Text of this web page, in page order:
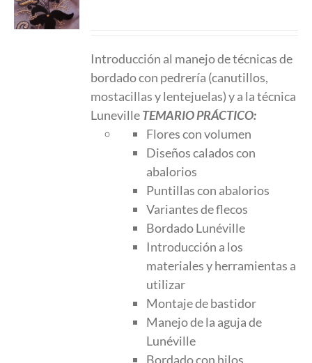
Introducción al manejo de técnicas de
bordado con pedrería (canutillos,
mostacillas y lentejuelas) y a la técnica
LunevilleTEMARIO PRÁCTICO:
Flores con volumen
Diseños calados con
abalorios
Puntillas con abalorios
Variantes de flecos
Bordado Lunéville
Introducción a los
materiales y herramientas a
utilizar
Montaje de bastidor
Manejo de la aguja de
Lunéville
Bordado con hilos